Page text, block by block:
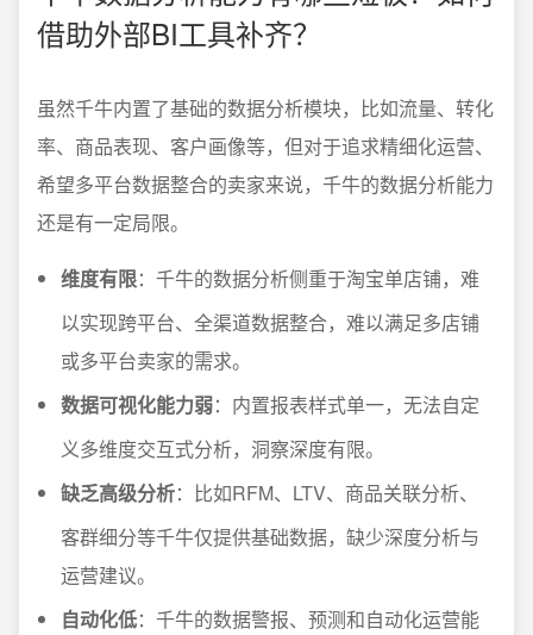
借助外部BI工具补齐？
虽然千牛内置了基础的数据分析模块，比如流量、转化
率、商品表现、客户画像等，但对于追求精细化运营、
希望多平台数据整合的卖家来说，千牛的数据分析能力
还是有一定局限。
维度有限：千牛的数据分析侧重于淘宝单店铺，难
以实现跨平台、全渠道数据整合，难以满足多店铺
或多平台卖家的需求。
数据可视化能力弱：内置报表样式单一，无法自定
义多维度交互式分析，洞察深度有限。
缺乏高级分析：比如RFM、LTV、商品关联分析、
客群细分等千牛仅提供基础数据，缺少深度分析与
运营建议。
自动化低：千牛的数据警报、预测和自动化运营能